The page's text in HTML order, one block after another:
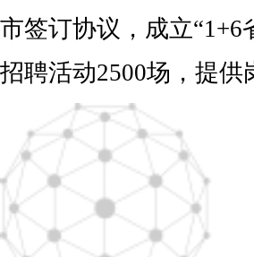
市签订协议，成立
招聘活动2500场，提供